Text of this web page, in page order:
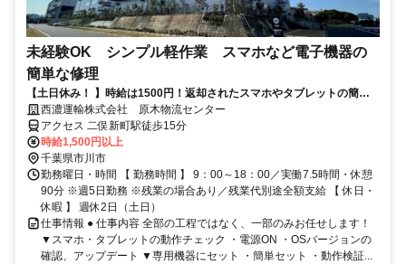
未経験OK シンプル軽作業 スマホなど電子機器の
簡単な修理
【土日休み！ 】時給は1500円！返却されたスマホやタブレットの簡単
な修理や部品交換を行います
西濃運輸株式会社 原木物流センター
アクセス 二俣新町駅徒歩15分
時給1,500円以上
千葉県市川市
勤務曜日・時間 【 勤務時間 】 9：00～18：00／実働7.5時間・休憩
90分 ※週5日勤務 ※残業の場合あり／残業代別途全額支給 【 休日・
休暇 】 週休2日（土日）
仕事情報 ● 仕事内容 全部の工程ではなく、一部のみお任せします！
▼スマホ・タブレットの動作チェック ・電源ON ・OSバージョンの
確認、アップデート ▼専用機器にセット ・簡単セット ・動作検証...